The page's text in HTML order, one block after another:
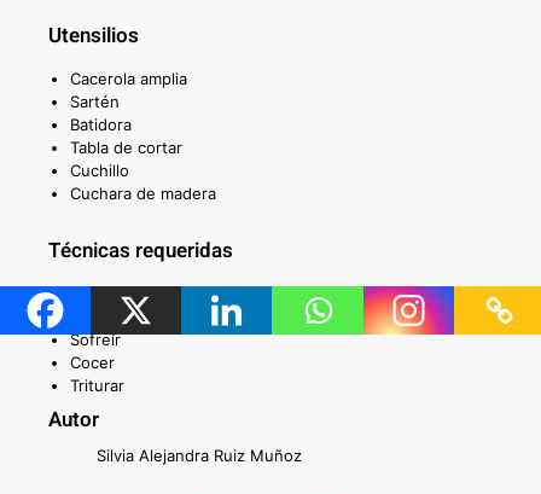
Utensilios
Cacerola amplia
Sartén
Batidora
Tabla de cortar
Cuchillo
Cuchara de madera
Técnicas requeridas
Sofreír
Cocer
Triturar
Autor
Silvia Alejandra Ruiz Muñoz